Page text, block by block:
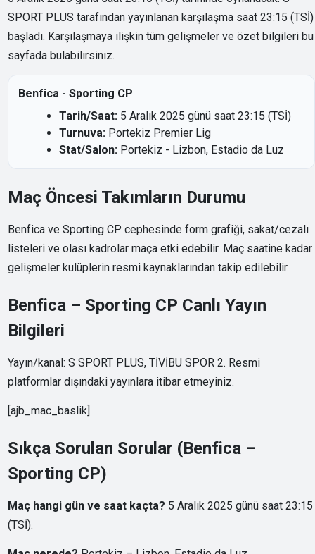
SPORT PLUS tarafından yayınlanan karşılaşma saat 23:15 (TSİ)
başladı. Karşılaşmaya ilişkin tüm gelişmeler ve özet bilgileri bu
sayfada bulabilirsiniz.
Benfica - Sporting CP
Tarih/Saat: 5 Aralık 2025 günü saat 23:15 (TSİ)
Turnuva: Portekiz Premier Lig
Stat/Salon: Portekiz - Lizbon, Estadio da Luz
Maç Öncesi Takımların Durumu
Benfica ve Sporting CP cephesinde form grafiği, sakat/cezalı
listeleri ve olası kadrolar maça etki edebilir. Maç saatine kadar
gelişmeler kulüplerin resmi kaynaklarından takip edilebilir.
Benfica – Sporting CP Canlı Yayın
Bilgileri
Yayın/kanal: S SPORT PLUS, TİVİBU SPOR 2. Resmi
platformlar dışındaki yayınlara itibar etmeyiniz.
[ajb_mac_baslik]
Sıkça Sorulan Sorular (Benfica –
Sporting CP)
Maç hangi gün ve saat kaçta? 5 Aralık 2025 günü saat 23:15
(TSİ).